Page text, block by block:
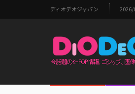
ディオデオジャパン 2026/